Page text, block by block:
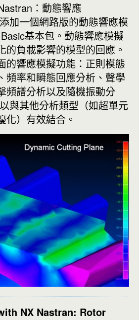
：動態響應
添加一個網路版的動態響應模
基本包。動態響應模擬
的負載影響的模型的回應。
的響應模擬功能：正則模態
頻率和瞬態回應分析、聲學
頻譜分析以及隨機振動分
與其他分析類型（如超單元
化）有效結合。
NX Nastran: Rotor